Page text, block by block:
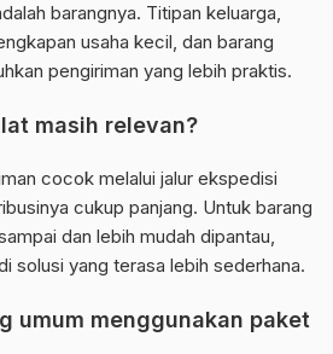
barangnya. Titipan keluarga,
usaha kecil, dan barang
pengiriman yang lebih praktis.
masih relevan?
cocok melalui jalur ekspedisi
cukup panjang. Untuk barang
dan lebih mudah dipantau,
solusi yang terasa lebih sederhana.
umum menggunakan paket